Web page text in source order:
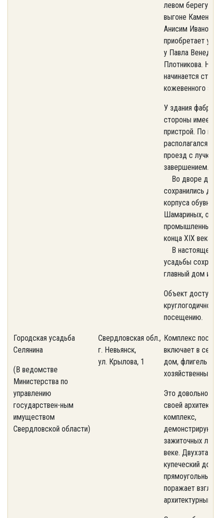
левом берегу
выгоне
Анисим Иванович
приобретает
у Павла
Плотникова. На
начинается
кожевенного
У здания
стороны
пристрой. По
располагался
проезд с
завершением.
Во дворе дома
сохранились
корпуса обувной
Шамариных,
промышленных
конца XIX века.
В настоящее
усадьбы
главный дом и
Объект доступен
круглогодичному
посещению.
Городская усадьба
Селянина
(В ведомстве
Министерства по
управлению
государствен-ным
имуществом
Свердловской области)
Свердловская обл.,
г. Невьянск,
ул. Крылова, 1
Комплекс
включает в себя
дом, флигель и
хозяйственные
Это довольно
своей
комплекс,
зажиточных
веке.
купеческий дом
прямоугольный в
поражает
архитектурными